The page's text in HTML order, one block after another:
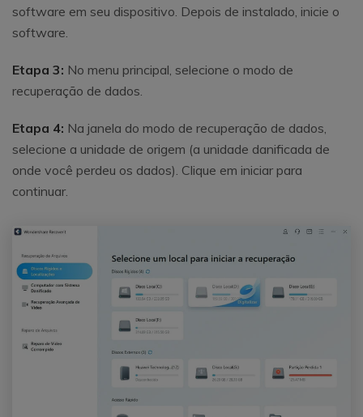
software em seu dispositivo. Depois de instalado, inicie o
software.
Etapa 3: No menu principal, selecione o modo de
recuperação de dados.
Etapa 4: Na janela do modo de recuperação de dados,
selecione a unidade de origem (a unidade danificada de
onde você perdeu os dados). Clique em iniciar para
continuar.